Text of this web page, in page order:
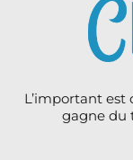
L’important est
gagne du